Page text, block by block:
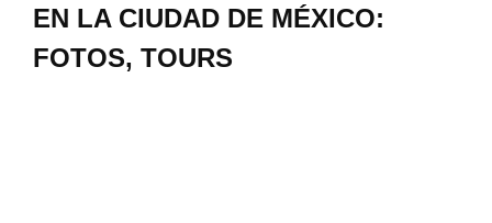
EN LA CIUDAD DE MÉXICO:
FOTOS, TOURS